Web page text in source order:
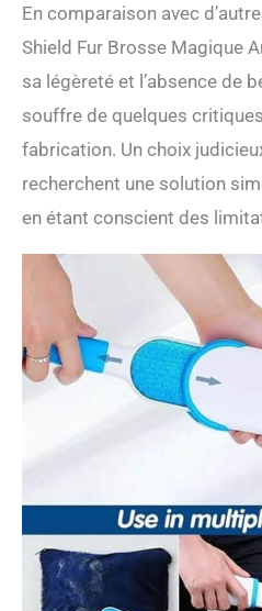
En comparaison avec
Shield Fur Brosse Magique
sa légèreté et l’absence de
souffre de quelques
fabrication. Un choix
recherchent une solution
en étant conscient des